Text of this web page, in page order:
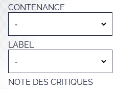
CONTENANCE
LABEL
NOTE DES CRITIQUES